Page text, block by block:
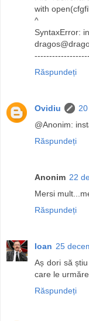
with
^
SyntaxError:
Răspundeți
Ovidiu
@Anonim:
Răspundeți
Anonim 22
Mersi
Răspundeți
Ioan 25
Aș dori să
care le
Răspundeți